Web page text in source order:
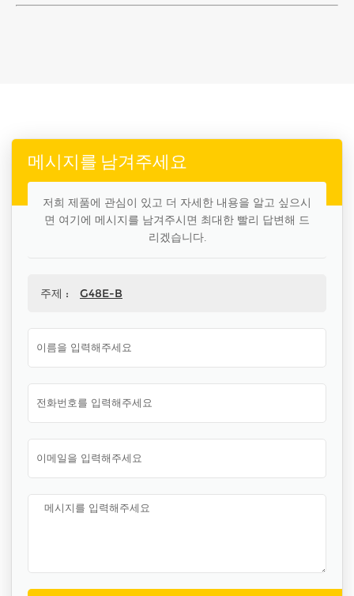
메시지를 남겨주세요
저희 제품에 관심이 있고 더 자세한 내용을 알고 싶으시
면 여기에 메시지를 남겨주시면 최대한 빨리 답변해 드
리겠습니다.
주제 : G48E-B